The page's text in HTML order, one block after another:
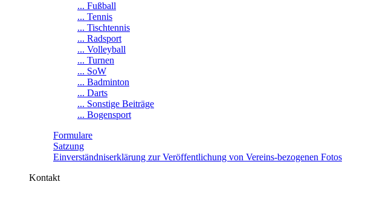
... Fußball
... Tennis
... Tischtennis
... Radsport
... Volleyball
... Turnen
... SoW
... Badminton
... Darts
... Sonstige Beiträge
... Bogensport
Formulare
Satzung
Einverständniserklärung zur Veröffentlichung von Vereins-bezogenen Fotos
Kontakt